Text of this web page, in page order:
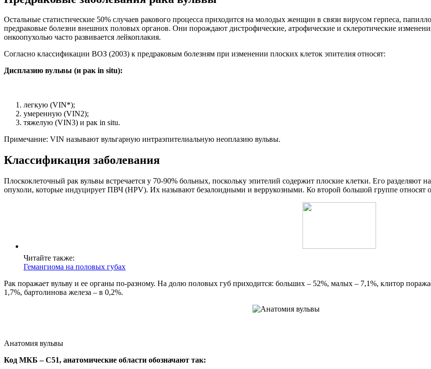
Остальные статистические 50% случаев ракового процесса приходится на молодых женщин в связи вирусом герпеса,
предраковые болезни внешних половых органов. Они порождают дистрофические, атрофические и склеротические
онкоопухолью часто развивается лейкоплакия.
Согласно классификации ВОЗ (2003) к предраковым болезням при изменении плоских клеток эпителия относят:
Дисплазию вульвы (и рак in situ):
легкую (VIN*);
умеренную (VIN2);
тяжелую (VIN3) и рак in situ.
Примечание: VIN называют вульгарную интраэпителиальную неоплазию вульвы.
Классификация заболевания
Плоскоклеточный рак вульвы встречается у 70-90% больных, поскольку эпителий содержит плоские клетки. Его
опухоли, которые индуцирует ПВЧ (HPV). Их называют безалоидными и веррукозными. Ко второй большой группе относят
Читайте также:
Гемангиома на половых губах
Рак поражает вульву и ее органы по-разному. На долю половых губ приходится: больших – 52%, малых – 7,1%, клитор
1,7%, бартолинова железа – в 0,2%.
Анатомия вульвы
Код МКБ – С51, анатомические области обозначают так: